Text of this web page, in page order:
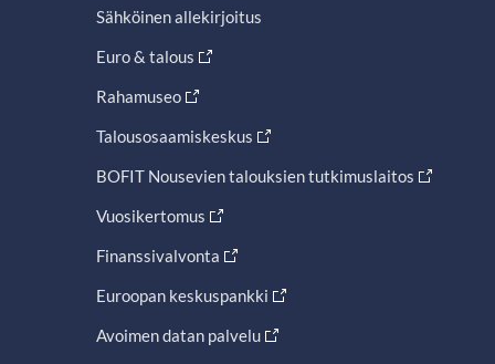
Sähköinen allekirjoitus
Euro & talous
Rahamuseo
Talousosaamiskeskus
BOFIT Nousevien talouksien tutkimuslaitos
Vuosikertomus
Finanssivalvonta
Euroopan keskuspankki
Avoimen datan palvelu